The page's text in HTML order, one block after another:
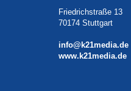
Friedrichstraße 13
70174 Stuttgart
info@k21media.de
www.k21media.de